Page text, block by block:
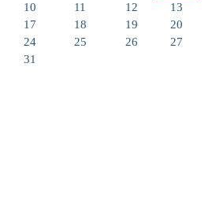
10
11 12 13
17
18 19 20
24
25 26 27
31